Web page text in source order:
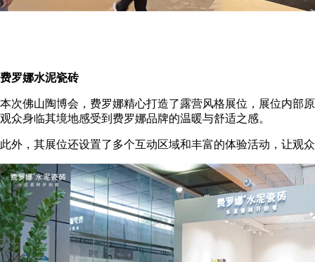
费罗娜水泥瓷砖
本次佛山陶博会，费罗娜精心打造了露营风格展位，展位内部
观众身临其境地感受到费罗娜品牌的温暖与舒适之感。
此外，其展位还设置了多个互动区域和丰富的体验活动，让观